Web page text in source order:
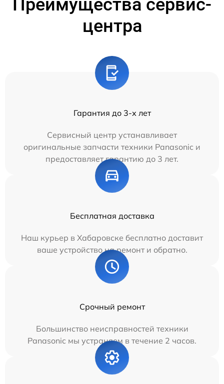
Преимущества сервис-
центра
Гарантия до 3-х лет
Сервисный центр устанавливает
оригинальные запчасти техники Panasonic и
предоставляет гарантию до 3 лет.
Бесплатная доставка
Наш курьер в Хабаровске бесплатно доставит
ваше устройство на ремонт и обратно.
Срочный ремонт
Большинство неисправностей техники
Panasonic мы устраняем в течение 2 часов.